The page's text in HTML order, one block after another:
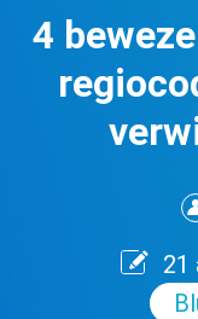
4
21